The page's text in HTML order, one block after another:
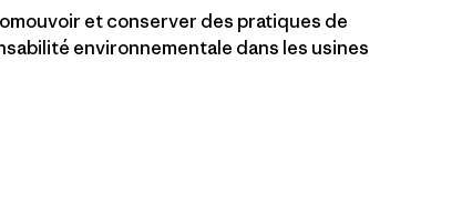
et conserver des pratiques de
environnementale dans les usines